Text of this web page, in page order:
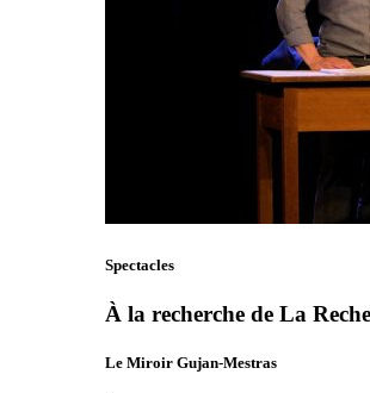
Spectacles
À la recherche de La
Le Miroir Gujan-Mestras